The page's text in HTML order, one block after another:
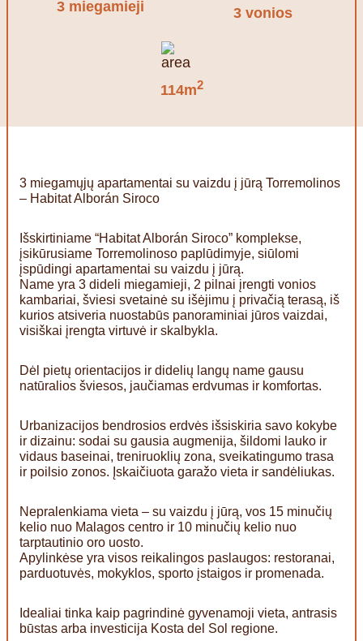
3 miegamieji 3 vonios
114m2
3 miegamųjų apartamentai su vaizdu į jūrą Torremolinos
– Habitat Alborán Siroco
Išskirtiniame “Habitat Alborán Siroco” komplekse,
įsikūrusiame Torremolinoso paplūdimyje, siūlomi
įspūdingi apartamentai su vaizdu į jūrą.
Name yra 3 dideli miegamieji, 2 pilnai įrengti vonios
kambariai, šviesi svetainė su išėjimu į privačią terasą, iš
kurios atsiveria nuostabūs panoraminiai jūros vaizdai,
visiškai įrengta virtuvė ir skalbykla.
Dėl pietų orientacijos ir didelių langų name gausu
natūralios šviesos, jaučiamas erdvumas ir komfortas.
Urbanizacijos bendrosios erdvės išsiskiria savo kokybe
ir dizainu: sodai su gausia augmenija, šildomi lauko ir
vidaus baseinai, treniruoklių zona, sveikatingumo trasa
ir poilsio zonos. Įskaičiuota garažo vieta ir sandėliukas.
Nepralenkiama vieta – su vaizdu į jūrą, vos 15 minučių
kelio nuo Malagos centro ir 10 minučių kelio nuo
tarptautinio oro uosto.
Apylinkėse yra visos reikalingos paslaugos: restoranai,
parduotuvės, mokyklos, sporto įstaigos ir promenada.
Idealiai tinka kaip pagrindinė gyvenamoji vieta, antrasis
būstas arba investicija Kosta del Sol regione.